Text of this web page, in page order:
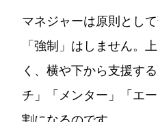
マネジャーは原則とし
「強制」はしません。
く、横や下から支援す
チ」「メンター」「エ